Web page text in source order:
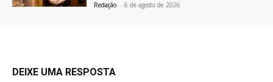
Redação - 6 de agosto de 2026
DEIXE UMA RESPOSTA